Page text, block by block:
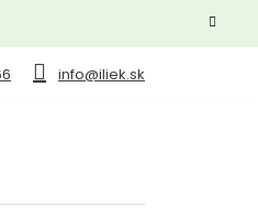
info@iliek.sk